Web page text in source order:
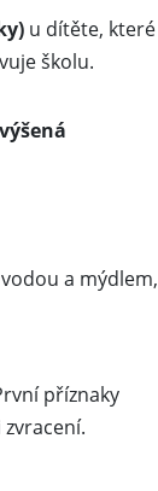
u dítěte, které
školu.
a mýdlem,
příznaky